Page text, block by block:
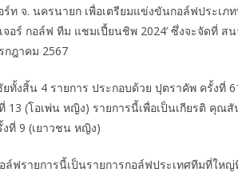
ท จ. นครนายก เพื่อเตรียมแข่งขันกอล์ฟประเ
จอร์ กอล์ฟ ทีม แชมเปี้ยนชิพ 2024’ ซึ่งจะจัดที่ ส
กฎาคม 2567
ทั้งสิ้น 4 รายการ ประกอบด้วย ปุตราคัพ ครั้งที่
13 (โอเพ่น หญิง) รายการนี้เพื่อเป็นเกียรติ คุณ
ที่ 9 (เยาวชน หญิง)
ล์ฟรายการนี้เป็นรายการกอล์ฟประเทศทีมที่ให